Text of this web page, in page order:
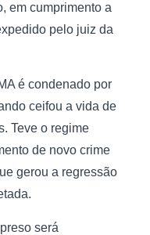
em cumprimento a
pelo juiz da
é condenado por
ceifou a vida de
Teve o regime
de novo crime
gerou a regressão
será